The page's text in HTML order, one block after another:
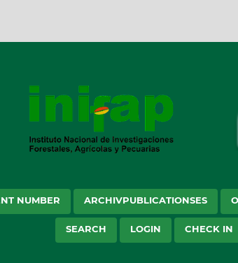
NUMBER ARCHIVPUBLICATIONSES
SEARCH LOGIN CHECK IN